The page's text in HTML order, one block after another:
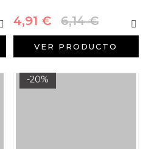
4,91 € 6,14 €
VER PRODUCTO
-20%